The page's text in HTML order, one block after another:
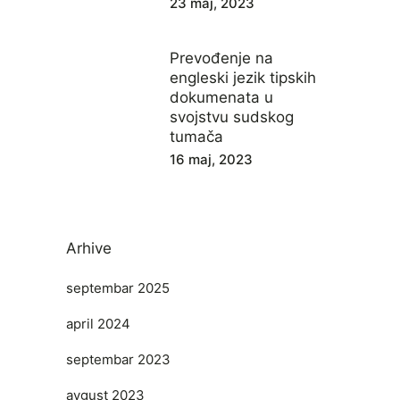
Prevođenje na
engleski jezik tipskih
dokumenata u
svojstvu sudskog
tumača
16 maj, 2023
Arhive
septembar 2025
april 2024
septembar 2023
avgust 2023